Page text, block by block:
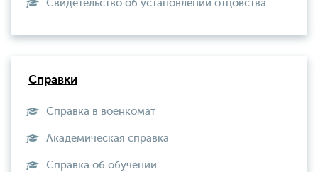
Свидетельство об установлении отцовства
Справки
Справка в военкомат
Академическая справка
Справка об обучении